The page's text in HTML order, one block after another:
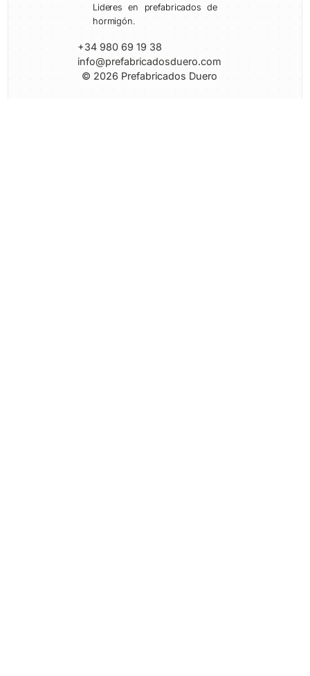
Lideres en prefabricados de
hormigón.
+34 980 69 19 38
info@prefabricadosduero.com
© 2026 Prefabricados Duero